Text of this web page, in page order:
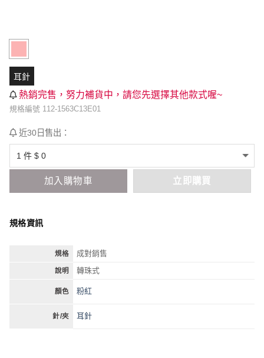
耳針
熱銷完售，努力補貨中，請您先選擇其他款式喔~
規格編號 112-1563C13E01
近30日售出：
加入購物車 立即購買
規格資訊
規格 成對銷售
說明 轉珠式
顏色 粉紅
針/夾 耳針